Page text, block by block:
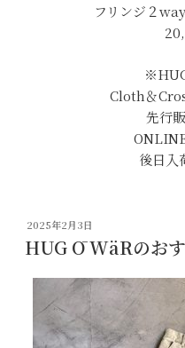
フリンジ２
Cloth＆
先行
後日入
投
稿
日:
2025年2月3日
HUG Ō WäRのお